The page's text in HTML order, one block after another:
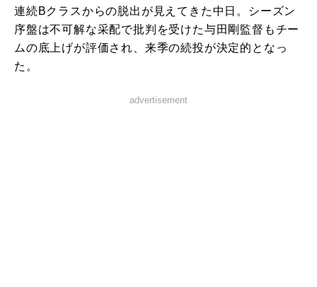
連続Bクラスからの脱出が見えてきた中日。シーズン
序盤は不可解な采配で批判を受けた与田剛監督もチー
ムの底上げが評価され、来季の続投が決定的となっ
た。
advertisement